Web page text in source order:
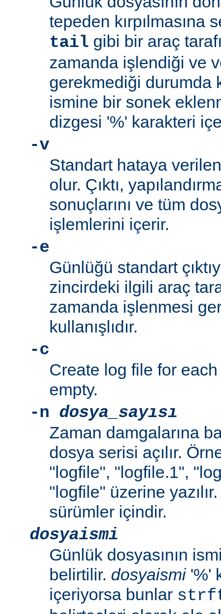
tepeden kırpılmasına
tail gibi bir araç
zamanda işlendiği ve
gerekmediği durumda
ismine bir sonek
dizgesi '%' karakteri
-v
Standart hataya verilen
olur. Çıktı,
sonuçlarını ve tüm
işlemlerini içerir.
-e
Günlüğü standart
zincirdeki ilgili araç
zamanda işlenmesi
kullanışlıdır.
-c
Create log file for
empty.
-n dosya_sayısı
Zaman damgalarına
dosya serisi açılır.
"logfile", "logfile.1",
"logfile" üzerine
sürümler içindir.
dosyaismi
Günlük dosyasının
belirtilir. dosyaismi'%'
içeriyorsa bunlar